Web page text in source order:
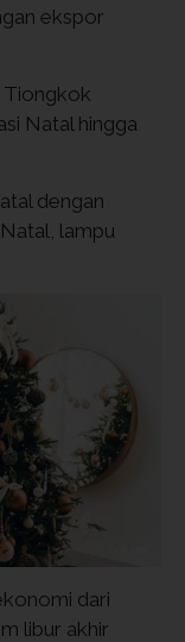
ekspor
Tiongkok
Natal hingga
dengan
lampu
dari
libur akhir